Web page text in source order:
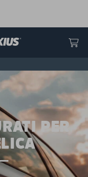
PER